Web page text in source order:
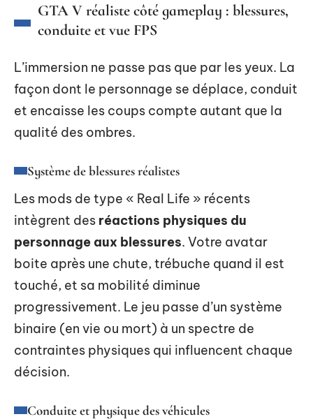
GTA V réaliste côté gameplay : blessures,
conduite et vue FPS
L’immersion ne passe pas que par les yeux. La
façon dont le personnage se déplace, conduit
et encaisse les coups compte autant que la
qualité des ombres.
Système de blessures réalistes
Les mods de type « Real Life » récents
intègrent des réactions physiques du
personnage aux blessures. Votre avatar
boite après une chute, trébuche quand il est
touché, et sa mobilité diminue
progressivement. Le jeu passe d’un système
binaire (en vie ou mort) à un spectre de
contraintes physiques qui influencent chaque
décision.
Conduite et physique des véhicules